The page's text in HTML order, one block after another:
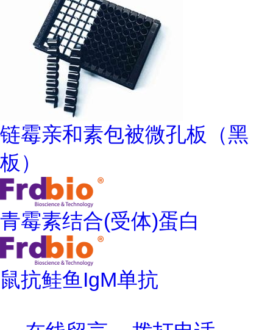
链霉亲和素包被微孔板（黑
板）
青霉素结合(受体)蛋白
鼠抗鲑鱼IgM单抗